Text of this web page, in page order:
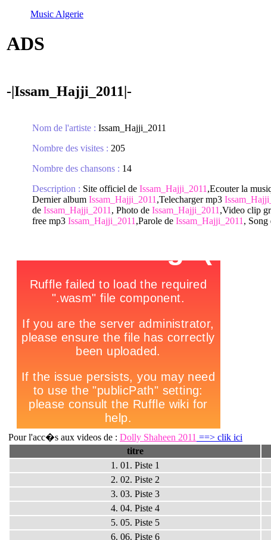
Music Algerie
ADS
-|Issam_Hajji_2011|-
Nom de l'artiste : Issam_Hajji_2011
Nombre des visites : 205
Nombre des chansons : 14
Description : Site officiel de Issam_Hajji_2011 ,Ecouter la
Dernier album Issam_Hajji_2011 ,Telecharger mp3
de Issam_Hajji_2011 , Photo de Issam_Hajji_2011 ,Video clip
free mp3 Issam_Hajji_2011 ,Parole de Issam_Hajji_2011 , Song
Pour l'acc�s aux videos de : Dolly Shaheen 2011 ==> clik ici
titre
1. 01. Piste 1
2. 02. Piste 2
3. 03. Piste 3
4. 04. Piste 4
5. 05. Piste 5
6. 06. Piste 6